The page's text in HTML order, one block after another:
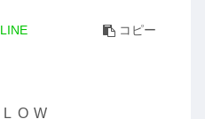
LINE コピー